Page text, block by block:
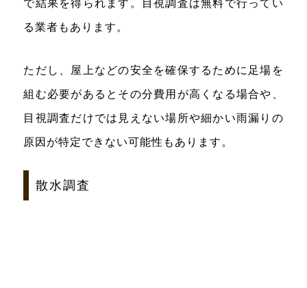
で結果を得られます。目視調査は無料で行ってい
る業者もあります。
ただし、屋上などの安全を確保するために足場を
組む必要があるとその分費用が高くなる場合や、
目視調査だけでは見えない場所や細かい雨漏りの
原因が特定できない可能性もあります。
散水調査